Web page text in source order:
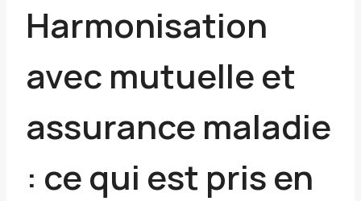
Harmonisation
avec mutuelle et
assurance maladie
: ce qui est pris en